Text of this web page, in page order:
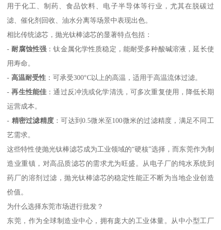
用于化工、制药、食品饮料、电子半导体等行业，尤其在脱碳过
滤、催化剂回收、油水分离等场景中表现出色。
相比传统滤芯，抛光钛棒滤芯的显著特点包括：
-耐腐蚀性强 ：钛金属化学性质稳定，能耐受多种酸碱溶液，延长使
用寿命。
-高温耐受性 ：可承受300°C以上的高温，适用于高温流体过滤。
-再生性能佳 ：通过反冲洗或化学清洗，可多次重复使用，降低长期
运营成本。
- 精密过滤精度 ：可达到0.5微米至100微米的过滤精度，满足不同工
艺需求。
这些特性使抛光钛棒滤芯成为工业领域的“硬核”选择，而东莞作为制
造业重镇，对高品质滤芯的需求尤为旺盛。从电子厂的纯水系统到
药厂的溶剂过滤，抛光钛棒滤芯的稳定性能正不断为当地企业创造
价值。
为什么选择东莞市场进行批发？
东莞，作为全球制造业中心，拥有庞大的工业体量。从中小型工厂